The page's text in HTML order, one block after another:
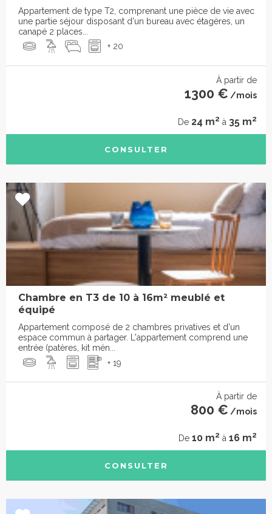
Appartement de type T2, comprenant une pièce de vie avec
une partie séjour disposant d'un bureau avec étagères, un
canapé 2 places...
+ 20
À partir de
1300 € /mois
De 24 m2 à 35 m2
CONSULTER
Chambre en T3 de 10 à 16m² meublé et
équipé
Appartement composé de 2 chambres privatives et d'un
espace commun à partager. L'appartement comprend une
entrée (patères, kit mén...
+ 19
À partir de
800 € /mois
De 10 m2 à 16 m2
CONSULTER